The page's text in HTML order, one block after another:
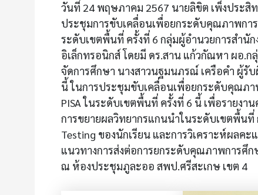
วันที่ 24 พฤษภาคม 2567 นายลิขิต เพ็งประสิ
ประชุมการขับเคลื่อนเพื่อยกระดับคุณภาพกา
ระดับเขตพื้นที่ ครั้งที่ 6 กลุ่มผู้อำนวยการสำนั
อิเล็กทรอนิกส์ โดยมี ดร.สาน แก้วกัณหา ผอ.ก
จัดการศึกษา นางสาวนฐมนภรณ์ เครือคำ ผู้รั
นี้ ในการประชุมขับเคลื่อนเพื่อยกระดับคุณภ
PISA ในระดับเขตพื้นที่ ครั้งที่ 6 นี้ เพื่อรายงา
การขยายผลวิทยากรแกนนำในระดับเขตพื้นที่
Testing ของนักเรียน และการวิเคราะห์ผลค
แนวทางการส่งต่อการยกระดับคุณภาพการศึก
ณ ห้องประชุมภูละออ สพป.ศรีสะเกษ เขต 4